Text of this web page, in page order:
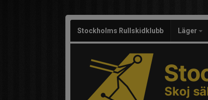
Stockholms Rullskidklubb Läger
Skoj